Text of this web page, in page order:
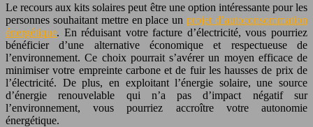
Le recours aux kits solaires peut être une option intéressante pour les
personnes souhaitant mettre en place unprojet d’autoconsommation
énergétique. En réduisant votre facture d’électricité, vous pourriez
bénéficier d’une alternative économique et respectueuse de
l’environnement. Ce choix pourrait s’avérer un moyen efficace de
minimiser votre empreinte carbone et de fuir les hausses de prix de
l’électricité. De plus, en exploitant l’énergie solaire, une source
d’énergie renouvelable qui n’a pas d’impact négatif sur
l’environnement, vous pourriez accroître votre autonomie
énergétique.